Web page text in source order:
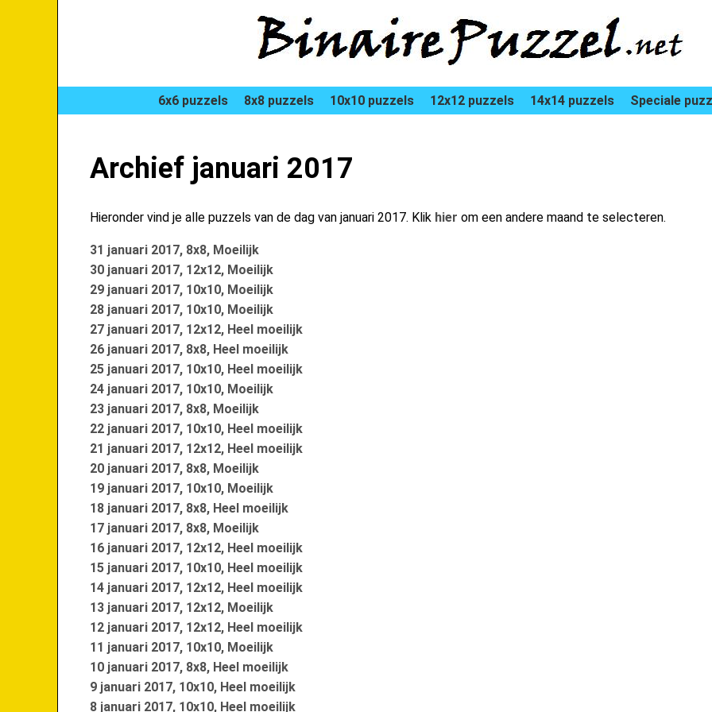
6x6 puzzels 8x8 puzzels 10x10 puzzels 12x12 puzzels 14x14 puzzels Speciale
Archief januari 2017
Hieronder vind je alle puzzels van de dag van januari 2017. Klik hier om een andere maand te selecteren.
31 januari 2017, 8x8, Moeilijk
30 januari 2017, 12x12, Moeilijk
29 januari 2017, 10x10, Moeilijk
28 januari 2017, 10x10, Moeilijk
27 januari 2017, 12x12, Heel moeilijk
26 januari 2017, 8x8, Heel moeilijk
25 januari 2017, 10x10, Heel moeilijk
24 januari 2017, 10x10, Moeilijk
23 januari 2017, 8x8, Moeilijk
22 januari 2017, 10x10, Heel moeilijk
21 januari 2017, 12x12, Heel moeilijk
20 januari 2017, 8x8, Moeilijk
19 januari 2017, 10x10, Moeilijk
18 januari 2017, 8x8, Heel moeilijk
17 januari 2017, 8x8, Moeilijk
16 januari 2017, 12x12, Heel moeilijk
15 januari 2017, 10x10, Heel moeilijk
14 januari 2017, 12x12, Heel moeilijk
13 januari 2017, 12x12, Moeilijk
12 januari 2017, 12x12, Heel moeilijk
11 januari 2017, 10x10, Moeilijk
10 januari 2017, 8x8, Heel moeilijk
9 januari 2017, 10x10, Heel moeilijk
8 januari 2017, 10x10, Heel moeilijk